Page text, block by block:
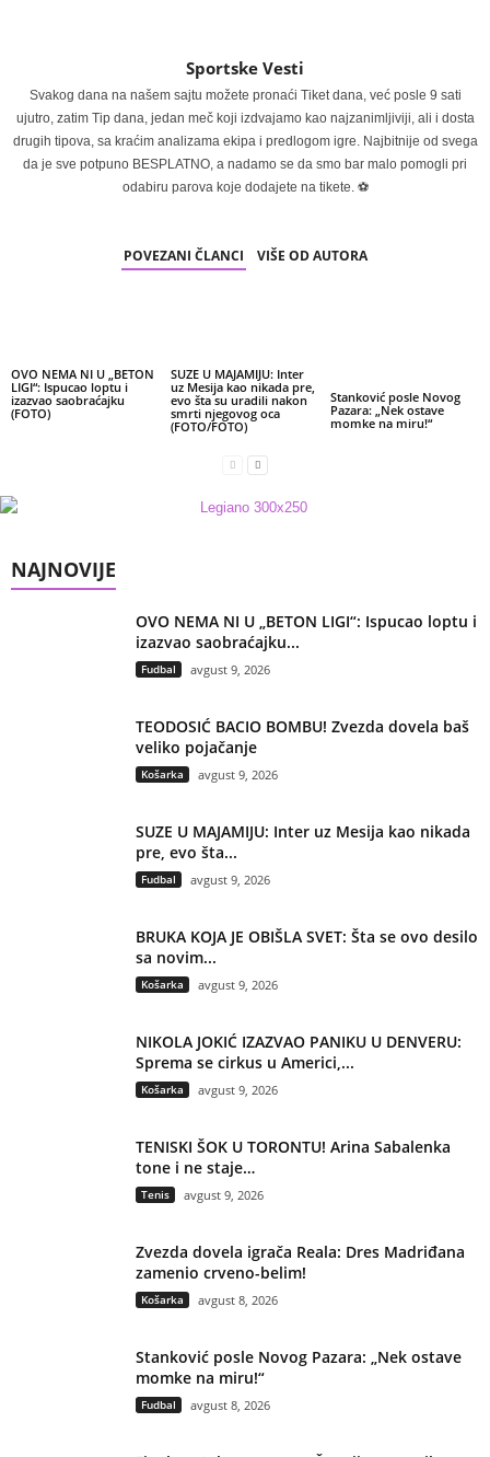
Sportske Vesti
Svakog dana na našem sajtu možete pronaći Tiket dana, već posle 9 sati
ujutro, zatim Tip dana, jedan meč koji izdvajamo kao najzanimljiviji, ali i dosta
drugih tipova, sa kraćim analizama ekipa i predlogom igre. Najbitnije od svega
da je sve potpuno BESPLATNO, a nadamo se da smo bar malo pomogli pri
odabiru parova koje dodajete na tikete. ⚽
POVEZANI ČLANCI VIŠE OD AUTORA
OVO NEMA NI U „BETON
LIGI“: Ispucao loptu i
izazvao saobraćajku
(FOTO)
SUZE U MAJAMIJU: Inter
uz Mesija kao nikada pre,
evo šta su uradili nakon
smrti njegovog oca
(FOTO/FOTO)
Stanković posle Novog
Pazara: „Nek ostave
momke na miru!“
NAJNOVIJE
OVO NEMA NI U „BETON LIGI“: Ispucao loptu i
izazvao saobraćajku...
Fudbal avgust 9, 2026
TEODOSIĆ BACIO BOMBU! Zvezda dovela baš
veliko pojačanje
Košarka avgust 9, 2026
SUZE U MAJAMIJU: Inter uz Mesija kao nikada
pre, evo šta...
Fudbal avgust 9, 2026
BRUKA KOJA JE OBIŠLA SVET: Šta se ovo desilo
sa novim...
Košarka avgust 9, 2026
NIKOLA JOKIĆ IZAZVAO PANIKU U DENVERU:
Sprema se cirkus u Americi,...
Košarka avgust 9, 2026
TENISKI ŠOK U TORONTU! Arina Sabalenka
tone i ne staje…
Tenis avgust 9, 2026
Zvezda dovela igrača Reala: Dres Madriđana
zamenio crveno-belim!
Košarka avgust 8, 2026
Stanković posle Novog Pazara: „Nek ostave
momke na miru!“
Fudbal avgust 8, 2026